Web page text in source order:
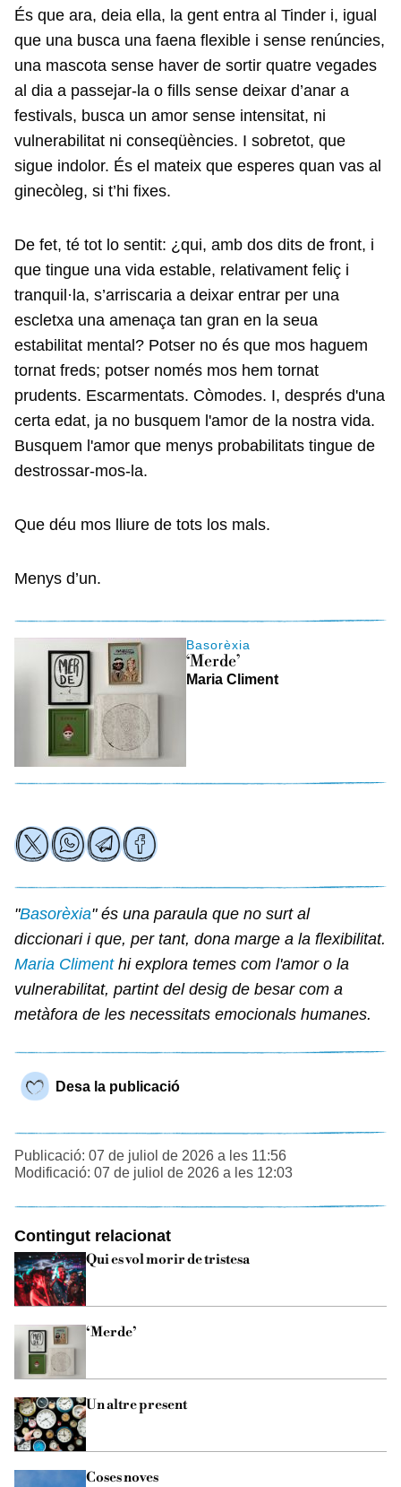
És que ara, deia ella, la gent entra al Tinder i, igual
que una busca una faena flexible i sense renúncies,
una mascota sense haver de sortir quatre vegades
al dia a passejar-la o fills sense deixar d’anar a
festivals, busca un amor sense intensitat, ni
vulnerabilitat ni conseqüències. I sobretot, que
sigue indolor. És el mateix que esperes quan vas al
ginecòleg, si t’hi fixes.
De fet, té tot lo sentit: ¿qui, amb dos dits de front, i
que tingue una vida estable, relativament feliç i
tranquil·la, s’arriscaria a deixar entrar per una
escletxa una amenaça tan gran en la seua
estabilitat mental? Potser no és que mos haguem
tornat freds; potser només mos hem tornat
prudents. Escarmentats. Còmodes. I, després d'una
certa edat, ja no busquem l'amor de la nostra vida.
Busquem l'amor que menys probabilitats tingue de
destrossar-mos-la.
Que déu mos lliure de tots los mals.
Menys d’un.
Basorèxia
‘Merde’
Maria Climent
"Basorèxia" és una paraula que no surt al
diccionari i que, per tant, dona marge a la flexibilitat.
Maria Climenthi explora temes com l'amor o la
vulnerabilitat, partint del desig de besar com a
metàfora de les necessitats emocionals humanes.
Desa la publicació
Publicació: 07 de juliol de 2026 a les 11:56
Modificació: 07 de juliol de 2026 a les 12:03
Contingut relacionat
Qui es vol morir de tristesa
‘Merde’
Un altre present
Coses noves